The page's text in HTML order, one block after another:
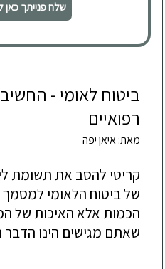
שלח פנייתך כאן
ביטוח לאומי -
רפואיים
מאת: איאן יפה
שאתם מגישים הינו הדבר